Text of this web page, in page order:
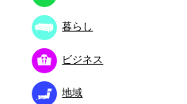
暮らし
ビジネス
地域